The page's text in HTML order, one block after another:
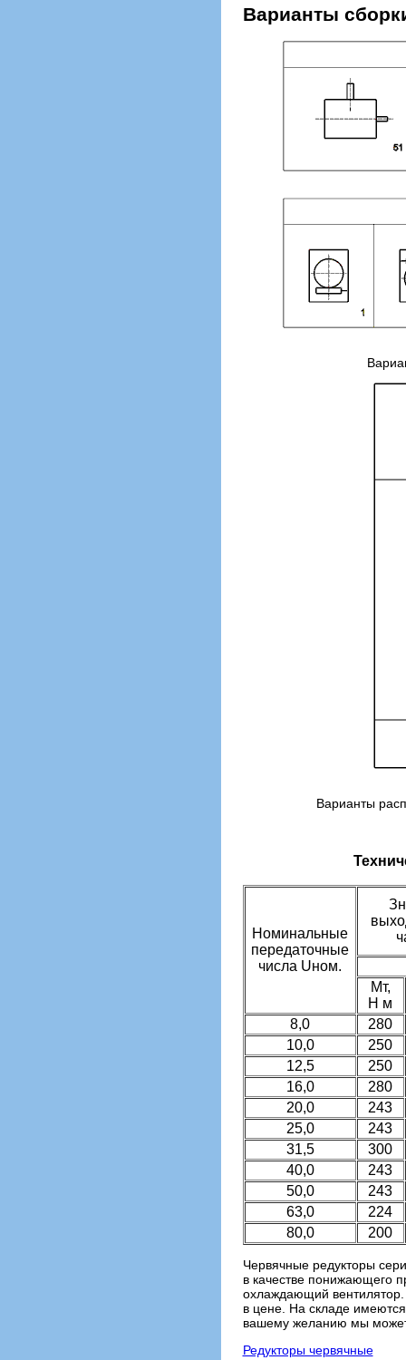
Варианты
Варианты
Номинальные
передаточные
числа Uном.
Мт,
Н м
8,0
280
10,0
250
12,5
250
16,0
280
20,0
243
25,0
243
31,5
300
40,0
243
50,0
243
63,0
224
80,0
200
Червячные редукторы
в качестве понижающего
охлаждающий
в цене. На складе
вашему желанию мы может
Редукторы червячные